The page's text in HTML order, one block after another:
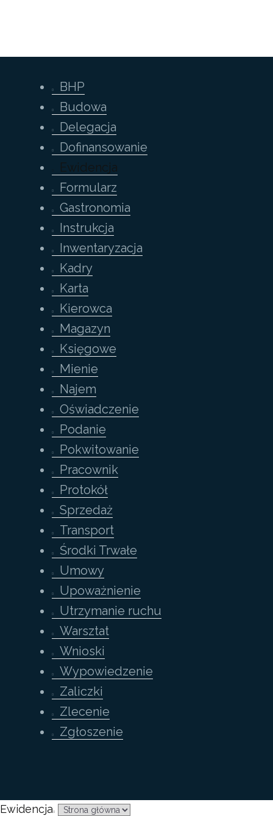
BHP
Budowa
Delegacja
Dofinansowanie
Ewidencja
Formularz
Gastronomia
Instrukcja
Inwentaryzacja
Kadry
Karta
Kierowca
Magazyn
Księgowe
Mienie
Najem
Oświadczenie
Podanie
Pokwitowanie
Pracownik
Protokół
Sprzedaż
Transport
Środki Trwałe
Umowy
Upoważnienie
Utrzymanie ruchu
Warsztat
Wnioski
Wypowiedzenie
Zaliczki
Zlecenie
Zgłoszenie
Ewidencja